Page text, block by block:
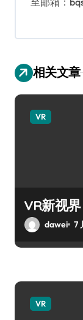
相关文章
VR
VR新视
dawei 7
VR